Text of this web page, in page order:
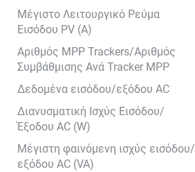
Μέγιστο Λειτουργικό Ρεύμα
Εισόδου PV (A)
Αριθμός MPP Trackers/Αριθμός
Συμβάθμισης Ανά Tracker MPP
Δεδομένα εισόδου/εξόδου AC
Διανυσματική Ισχύς Εισόδου/
Έξοδου AC (W)
Μέγιστη φαινόμενη ισχύς εισόδου/
εξόδου AC (VA)